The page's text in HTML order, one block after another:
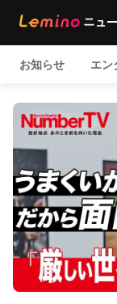
お知らせ エン